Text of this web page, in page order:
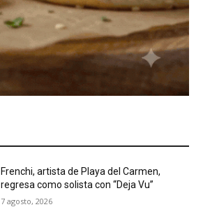
Frenchi, artista de Playa del Carmen,
regresa como solista con “Deja Vu”
7 agosto, 2026